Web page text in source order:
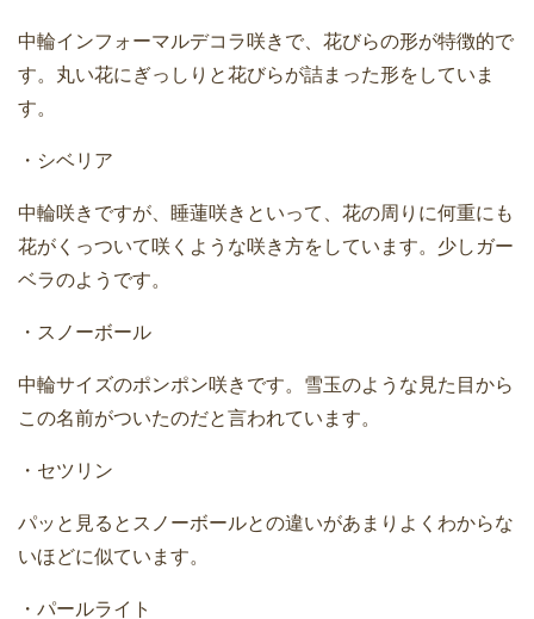
中輪インフォーマルデコラ咲きで、花びらの形が特徴的で
す。丸い花にぎっしりと花びらが詰まった形をしていま
す。
・シベリア
中輪咲きですが、睡蓮咲きといって、花の周りに何重にも
花がくっついて咲くような咲き方をしています。少しガー
ベラのようです。
・スノーボール
中輪サイズのポンポン咲きです。雪玉のような見た目から
この名前がついたのだと言われています。
・セツリン
パッと見るとスノーボールとの違いがあまりよくわからな
いほどに似ています。
・パールライト